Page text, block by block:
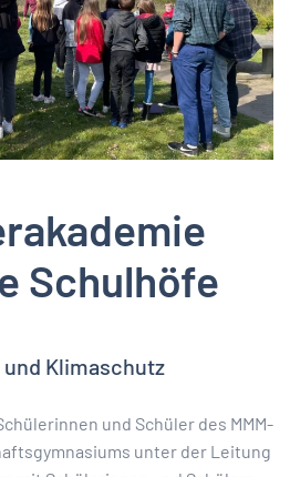
Schulhöfe
Klimaschutz
und Schüler des MMM-
unter der Leitung